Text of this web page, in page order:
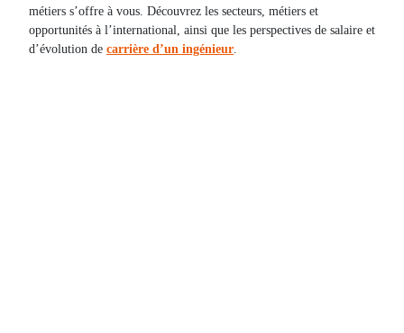
métiers s’offre à vous. Découvrez les secteurs, métiers et
opportunités à l’international, ainsi que les perspectives de salaire et
d’évolution de carrière d’un ingénieur.